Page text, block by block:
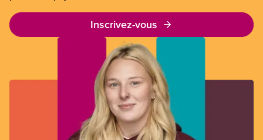
Inscrivez-vous